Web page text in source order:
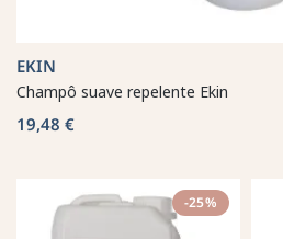
EKIN
Champô suave repelente Ekin
19,48 €
-25%